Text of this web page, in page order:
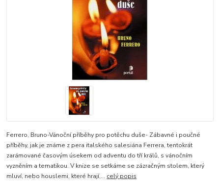
Ferrero, Bruno-Vánoční příběhy pro potěchu duše- Zábavné i poučné
příběhy, jak je známe z pera italského salesiána Ferrera, tentokrát
zarámované časovým úsekem od adventu do tří králů, s vánočním
vyzněním a tematikou. V knize se setkáme se zázračným stolem, který
mluví, nebo houslemi, které hrají,... celý popis